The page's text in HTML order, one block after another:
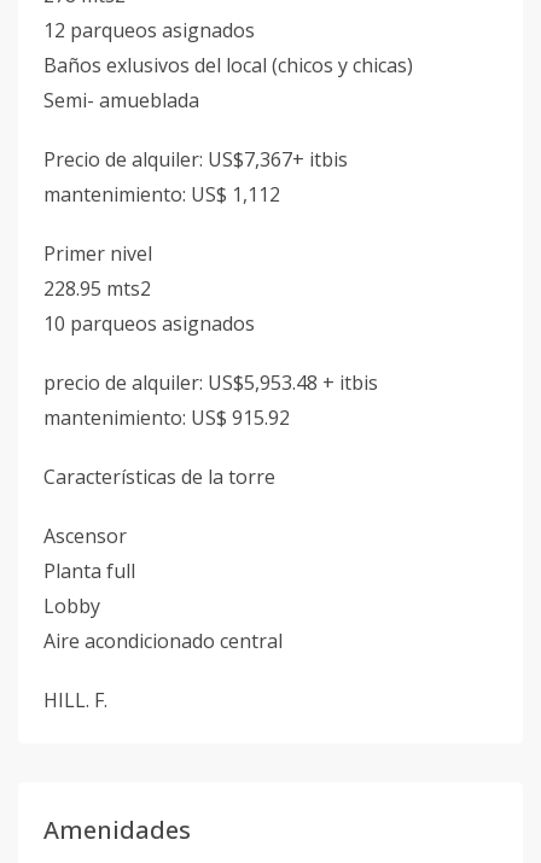
12 parqueos asignados
Baños exlusivos del local (chicos y chicas)
Semi- amueblada
Precio de alquiler: US$7,367+ itbis
mantenimiento: US$ 1,112
Primer nivel
228.95 mts2
10 parqueos asignados
precio de alquiler: US$5,953.48 + itbis
mantenimiento: US$ 915.92
Características de la torre
Ascensor
Planta full
Lobby
Aire acondicionado central
HILL. F.
Amenidades